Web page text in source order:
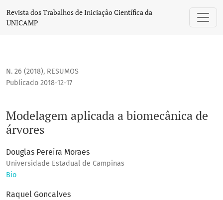
Revista dos Trabalhos de Iniciação Científica da
UNICAMP
N. 26 (2018), RESUMOS
Modelagem aplicada a biomecânica de
árvores
Publicado 2018-12-17
Douglas Pereira Moraes
Universidade Estadual de Campinas
Bio
Raquel Goncalves